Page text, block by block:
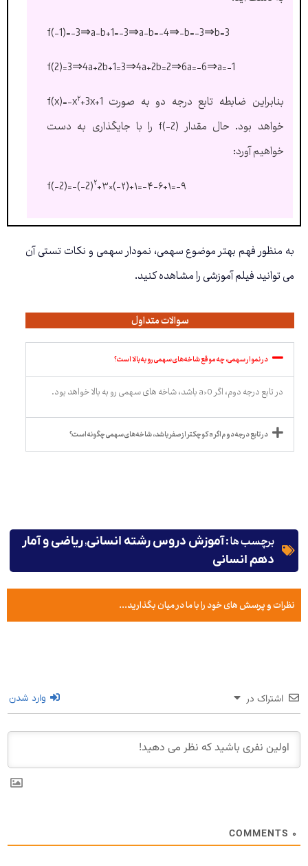
f(-1)=-3⇒a-b+1=-3⇒a-b=-4⇒-b=-3⇒b=3
f(2)=3⇒4a+2b+1=3⇒4a+2b=2⇒6a=-6⇒a=-1
بنابراین ضابطه تابع درجه دو به صورت f(x)=-x
۲+3x+1
خواهد بود. حال مقدار f(-2) را با جایگذاری به دست
خواهیم آورد:
f(-2)=-(-2)۲+۳×(-۲)+۱=-۴-۶+۱=-۹
به منظور فهم بهتر موضوع سهمی، نمودار سهمی و نکات تستی آن
می توانید فیلم آموزشی را مشاهده کنید.
سوالات متداول
در نموار سهمی، چه موقع شاخه های سهمی رو به بالا است؟
در تابع درجه دوم، اگر a>0 باشد، شاخه های سهمی رو به بالا خواهد بود.
در تابع درجه دوم اگر a کوچکتر از صفر باشد، شاخه های سهمی چگونه است؟
برچسب ها :آموزش دروس رشته انسانی,ریاضی و آمار
دهم انسانی
نظرات و پرسش های خود را با ما در میان بگذارید...
اشتراک در وارد شدن
۰